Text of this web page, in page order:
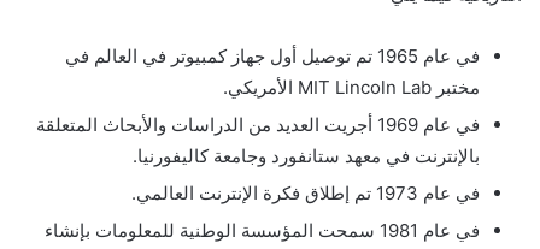
في عام 1965 تم توصيل أول جهاز كمبيوتر في العالم في
مختبر MIT Lincoln Lab الأمريكي.
في عام 1969 أجريت العديد من الدراسات والأبحاث المتعلقة
بالإنترنت في معهد ستانفورد وجامعة كاليفورنيا.
في عام 1973 تم إطلاق فكرة الإنترنت العالمي.
في عام 1981 سمحت المؤسسة الوطنية للمعلومات بإنشاء